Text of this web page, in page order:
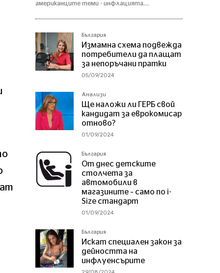
американците теми - инфлацията,...
България
Измамна схема подвежда
потребители да плащат
за непоръчани пратки
05/09/2024
Анализи
Ще наложи ли ГЕРБ свой
кандидат за еврокомисар
отново?
01/09/2024
България
От днес детските
столчета за
автомобили в
магазините – само по i-
Size стандарт
01/09/2024
България
Искат специален закон за
дейността на
инфлуенсърите